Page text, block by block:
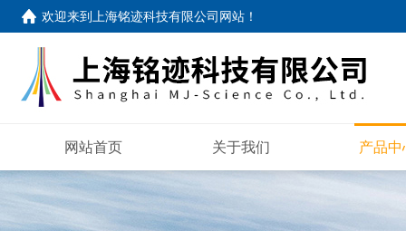
欢迎来到 上海铭迹科技有限公司网站 ！
网站首页 关于我们 产品中